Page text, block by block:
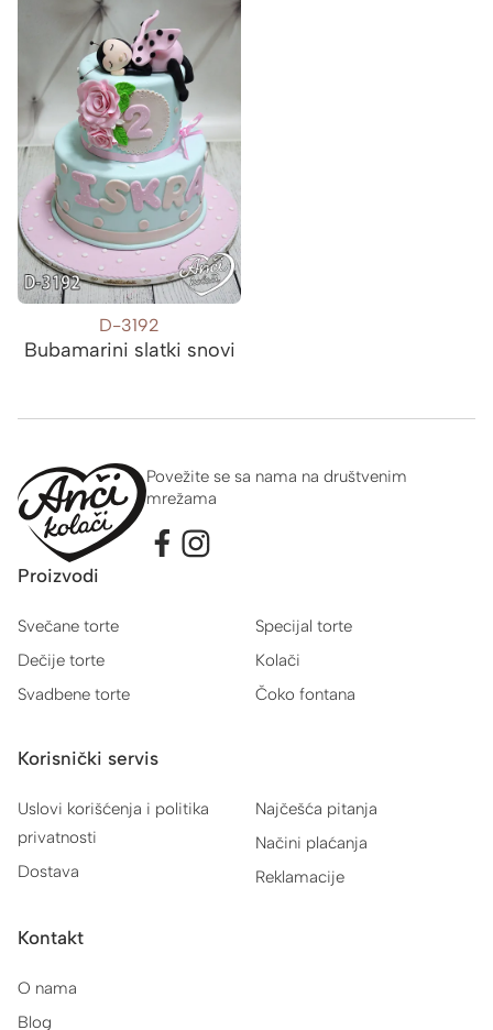
D-3192
Bubamarini slatki snovi
Povežite se sa nama na društvenim
mrežama
Proizvodi
Svečane torte
Dečije torte
Svadbene torte
Specijal torte
Kolači
Čoko fontana
Korisnički servis
Uslovi korišćenja i politika
privatnosti
Dostava
Najčešća pitanja
Načini plaćanja
Reklamacije
Kontakt
O nama
Blog